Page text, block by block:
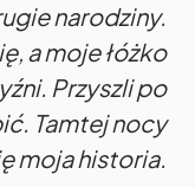
narodziny.
a moje łóżko
Przyszli po
Tamtej nocy
moja historia.